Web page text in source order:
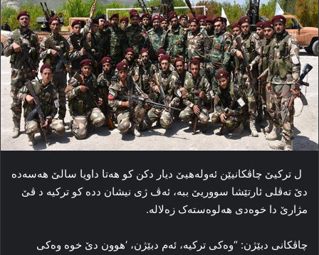
ل ترکیێ‌ چاڤکانیێن ئه‌وله‌هیێ دیار دکن کو هه‌تا داویا سالێ هەسەدە
دێ ته‌ڤلی ئارتێشا سووریێ ببه‌، ئه‌ڤ ژی نیشان دده‌ کو ترکیه‌ د ڤێ
مژارێ دا خوه‌دی هه‌لوه‌سته‌ک زه‌لاله‌.
چاڤکانی دبێژن: “وه‌کی ترکیه‌، ئه‌م دبێژن، ‘هوون دێ خوه‌ وه‌کی